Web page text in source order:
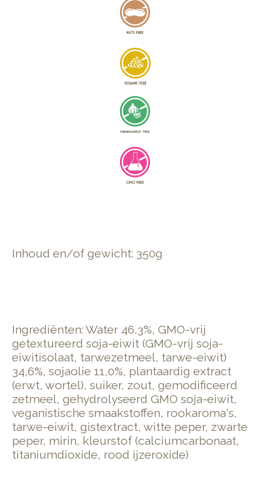
Inhoud en/of gewicht: 350g
Ingrediënten: Water 46,3%, GMO-vrij
getextureerd soja-eiwit (GMO-vrij soja-
eiwitisolaat, tarwezetmeel, tarwe-eiwit)
34,6%, sojaolie 11,0%, plantaardig extract
(erwt, wortel), suiker, zout, gemodificeerd
zetmeel, gehydrolyseerd GMO soja-eiwit,
veganistische smaakstoffen, rookaroma's,
tarwe-eiwit, gistextract, witte peper, zwarte
peper, mirin, kleurstof (calciumcarbonaat,
titaniumdioxide, rood ijzeroxide)